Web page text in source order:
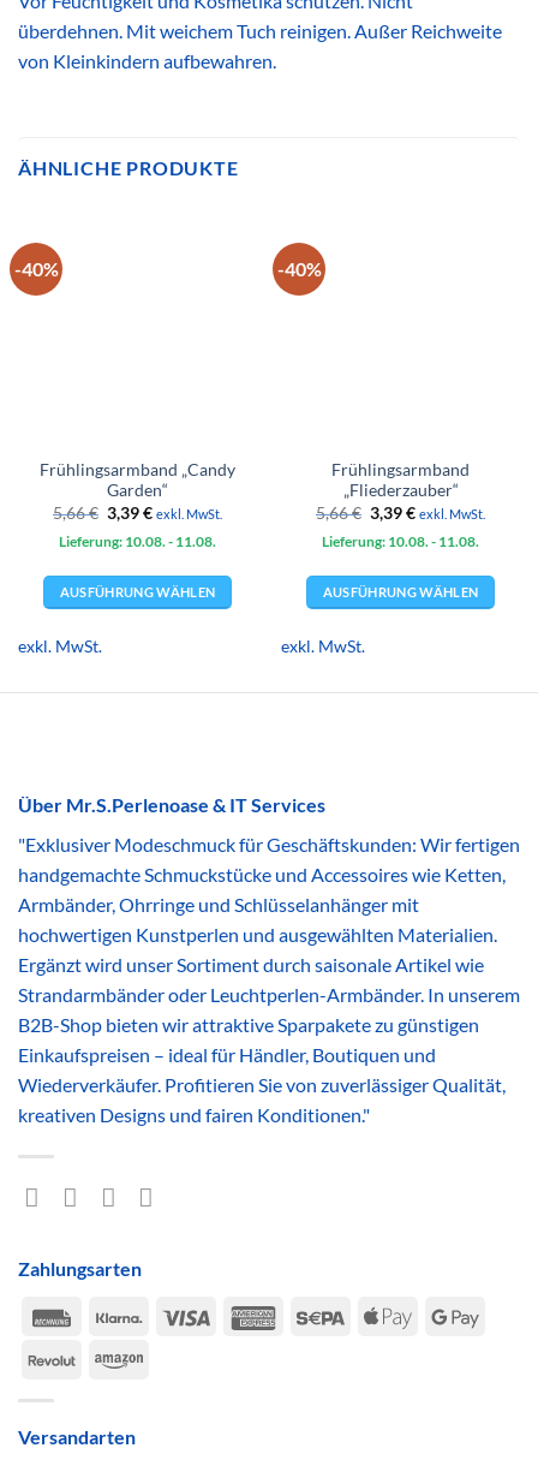
überdehnen. Mit weichem Tuch reinigen. Außer Reichweite
von Kleinkindern aufbewahren.
ÄHNLICHE PRODUKTE
-40%
Frühlingsarmband „Candy
Garden“
5,66€ Ursprünglicher
Preis
war:
3,39€Aktueller
ist:
exkl. MwSt.
Lieferung: 10.08. - 11.08.
AUSFÜHRUNG WÄHLEN
mehrere
Optionen
auf
der
Produktseite
werden
exkl. MwSt.
-40%
Frühlingsarmband
„Fliederzauber“
5,66€ Ursprünglicher
Preis
war:
3,39€Aktueller
ist:
exkl. MwSt.
Lieferung: 10.08. - 11.08.
AUSFÜHRUNG WÄHLEN
mehrere
auf
der
Produktseite
werden
exkl. MwSt.
Über Mr.S.Perlenoase & IT Services
"Exklusiver Modeschmuck für Geschäftskunden: Wir fertigen
handgemachte Schmuckstücke und Accessoires wie Ketten,
Armbänder, Ohrringe und Schlüsselanhänger mit
hochwertigen Kunstperlen und ausgewählten Materialien.
Ergänzt wird unser Sortiment durch saisonale Artikel wie
Strandarmbänder oder Leuchtperlen-Armbänder. In unserem
B2B-Shop bieten wir attraktive Sparpakete zu günstigen
Einkaufspreisen – ideal für Händler, Boutiquen und
Wiederverkäufer. Profitieren Sie von zuverlässiger Qualität,
kreativen Designs und fairen Konditionen."
Zahlungsarten
Rechung
Klarna Visa
American Sepa
Apple
Google
RevolutAmazon
Versandarten